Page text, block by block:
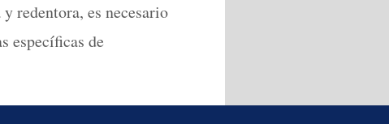
redentora, es necesario
específicas de